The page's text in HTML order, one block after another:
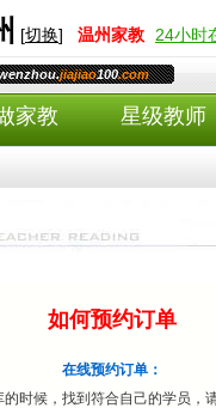
[切换] 温州家教 24小时
jiajiao100.com
家教 星级教师
如何预约订单
在线预约订单：
的时候，找到符合自己的学员，